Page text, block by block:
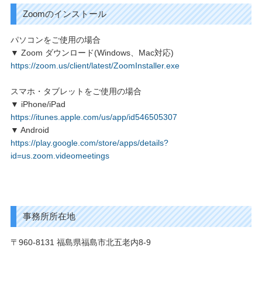
Zoomのインストール
パソコンをご使用の場合
▼ Zoom ダウンロード(Windows、Mac対応)
https://zoom.us/client/latest/ZoomInstaller.exe
スマホ・タブレットをご使用の場合
▼ iPhone/iPad
https://itunes.apple.com/us/app/id546505307
▼ Android
https://play.google.com/store/apps/details?
id=us.zoom.videomeetings
事務所所在地
〒960-8131 福島県福島市北五老内8-9